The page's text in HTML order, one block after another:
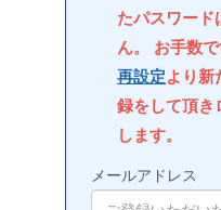
たパスワード
ん。 お手数で
再設定より新
録をして頂き
します。
メールアドレス